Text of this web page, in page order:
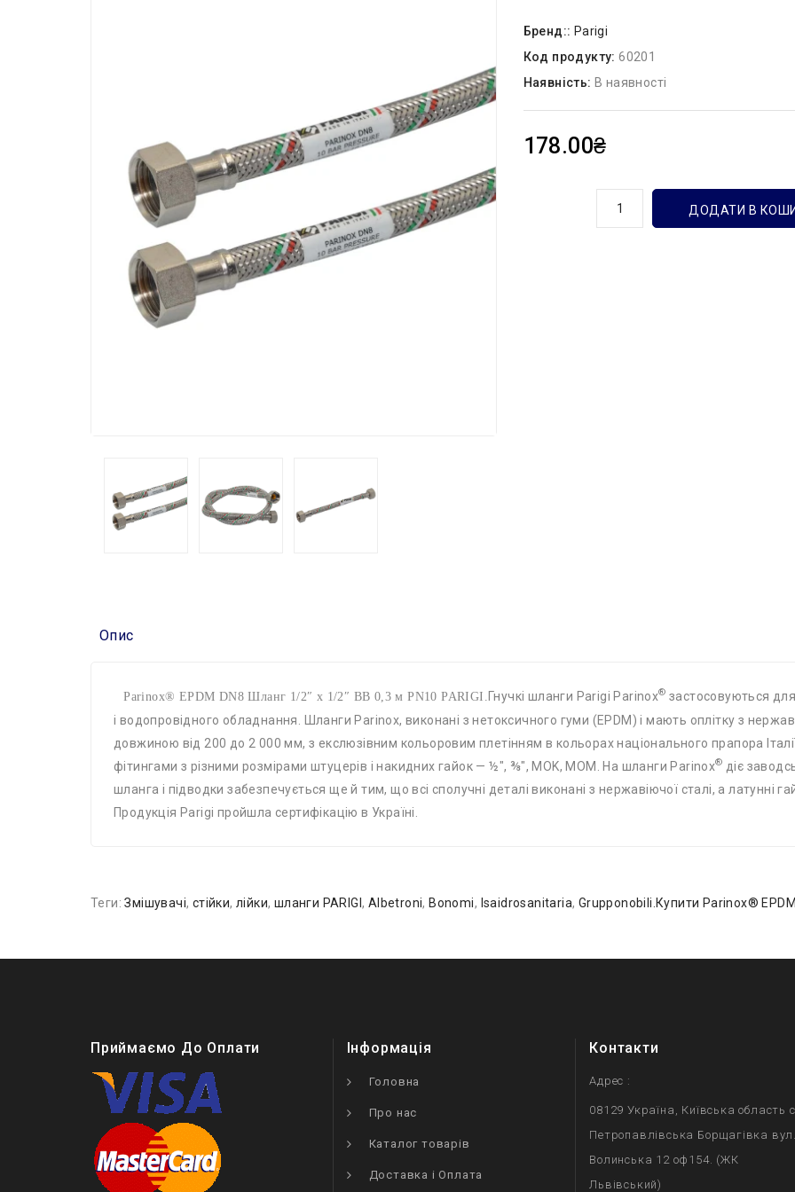
Бренд:: Parigi
Код продукту:60201
Наявність: В наявності
178.00₴
ДОДАТИ В
Опис
Parinox® EPDM DN8 Шланг 1/2″ х 1/2″ ВВ 0,3 м PN10 PARIGI. Гнучкі шланги Parigi Parinox® застосовуються
і водопровідного обладнання. Шланги Parinox, виконані з нетоксичного гуми (EPDM) і мають оплітку з
довжиною від 200 до 2 000 мм, з екслюзівним кольоровим плетінням в кольорах національного прапора
фітингами з різними розмірами штуцерів і накидних гайок — ½", ⅜", MOK, MOM. На шланги Parinox® діє
шланга і підводки забезпечується ще й тим, що всі сполучні деталі виконані з нержавіючої сталі, а латунні
Продукція Рarigi пройшла сертифікацію в Україні.
Теги:Змішувачі, стійки,лійки, шланги PARIGI, Albetroni, Bonomi, Isaidrosanitaria, Grupponobili.Купити Parinox®
Приймаємо До Оплати Інформація
Головна
Про нас
Каталог товарів
Доставка і Оплата
Контакти
Адрес :
08129 Україна, Київська область
Петропавлівська Борщагівка
Волинська 12 оф154. (ЖК
Львівський)